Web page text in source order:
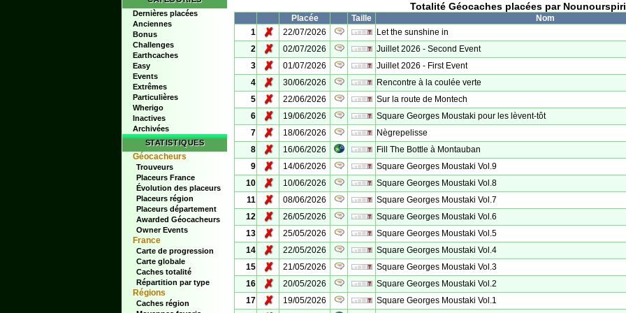
Dernières placées
Anciennes
Bonus
Challenges
Earthcaches
Easy
Events
Extrêmes
Particulières
Wherigo
Inactives
Archivées
STATISTIQUES
Géocacheurs
Trouveurs
Placeurs France
Évolution des placeurs
Placeurs région
Placeurs département
Awarded Géocacheurs
Owner Events
France
Carte de progression
Carte globale
Caches totalité
Répartition par type
Régions
Caches région
Totalité Géocaches placées par
Placée Taille
Nom
1
✗ 22/07/2026
Let the sunshine in
2
✗ 02/07/2026
Juillet 2026 - Second Event
3
✗ 01/07/2026
Juillet 2026 - First Event
4
✗ 30/06/2026
Rencontre à la coulée verte
5
✗ 22/06/2026
Sur la route de Montech
6
✗ 19/06/2026
Square Georges Moustaki pour les lèvent-tôt
7
✗ 18/06/2026
Nègrepelisse
8
✗ 16/06/2026
Fill The Bottle à Montauban
9
✗ 14/06/2026
Square Georges Moustaki Vol.9
10
✗ 10/06/2026
Square Georges Moustaki Vol.8
11
✗ 08/06/2026
Square Georges Moustaki Vol.7
12
✗ 26/05/2026
Square Georges Moustaki Vol.6
13
✗ 25/05/2026
Square Georges Moustaki Vol.5
14
✗ 22/05/2026
Square Georges Moustaki Vol.4
15
✗ 21/05/2026
Square Georges Moustaki Vol.3
16
✗ 20/05/2026
Square Georges Moustaki Vol.2
17
✗ 19/05/2026
Square Georges Moustaki Vol.1